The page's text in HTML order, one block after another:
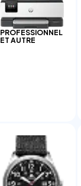
PROFESSIONNEL
ET AUTRE